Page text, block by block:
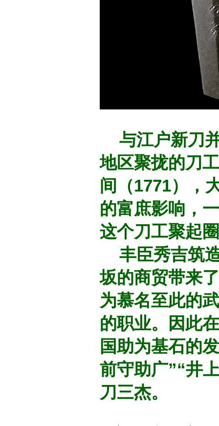
与江户新刀
地区聚拢的刀
间（1771），
的富庶影响，
这个刀工聚起
丰臣秀吉筑
坂的商贸带来
为慕名至此的
的职业。因此
国助为基石的
前守助广”“井
刀三杰。